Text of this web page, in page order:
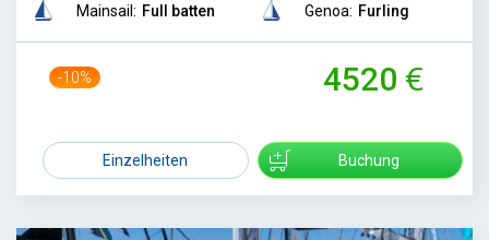
Mainsail: Full batten
Genoa: Furling
-10% 4520
Einzelheiten Buchung